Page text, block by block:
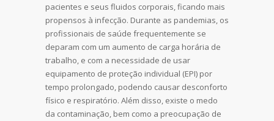
pacientes e seus fluidos corporais, ficando mais
propensos à infecção. Durante as pandemias, os
profissionais de saúde frequentemente se
deparam com um aumento de carga horária de
trabalho, e com a necessidade de usar
equipamento de proteção individual (EPI) por
tempo prolongado, podendo causar desconforto
físico e respiratório. Além disso, existe o medo
da contaminação, bem como a preocupação de